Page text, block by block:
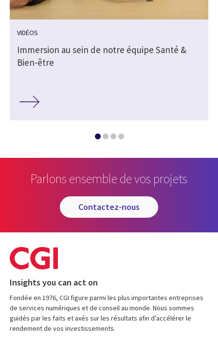
VIDÉOS
Immersion au sein de notre équipe Santé &
Bien-être
Parlons ensemble de vos projets
contactez-nous
Insights you can act on
Fondée en 1976, CGI figure parmi les plus importantes entreprises
de services numériques et de conseil au monde. Nous sommes
guidés par les faits et axés sur les résultats afin d’accélérer le
rendement de vos investissements.